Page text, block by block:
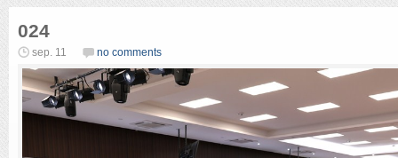
024
sep. 11 no comments